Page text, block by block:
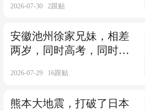
2026-07-30 2跟贴
安徽池州徐家兄妹，相差
两岁，同时高考，同时考
2026-07-29 16跟贴
熊本大地震，打破了日本